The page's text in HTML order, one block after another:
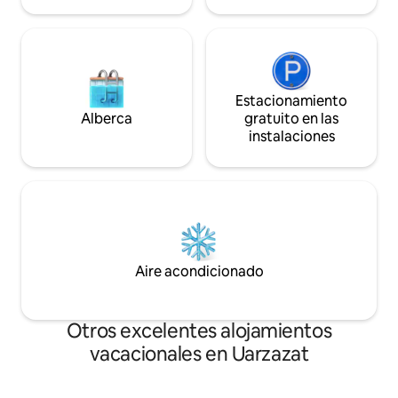
Alberca
Estacionamiento
gratuito en las
instalaciones
Aire acondicionado
Otros excelentes alojamientos
vacacionales en Uarzazat